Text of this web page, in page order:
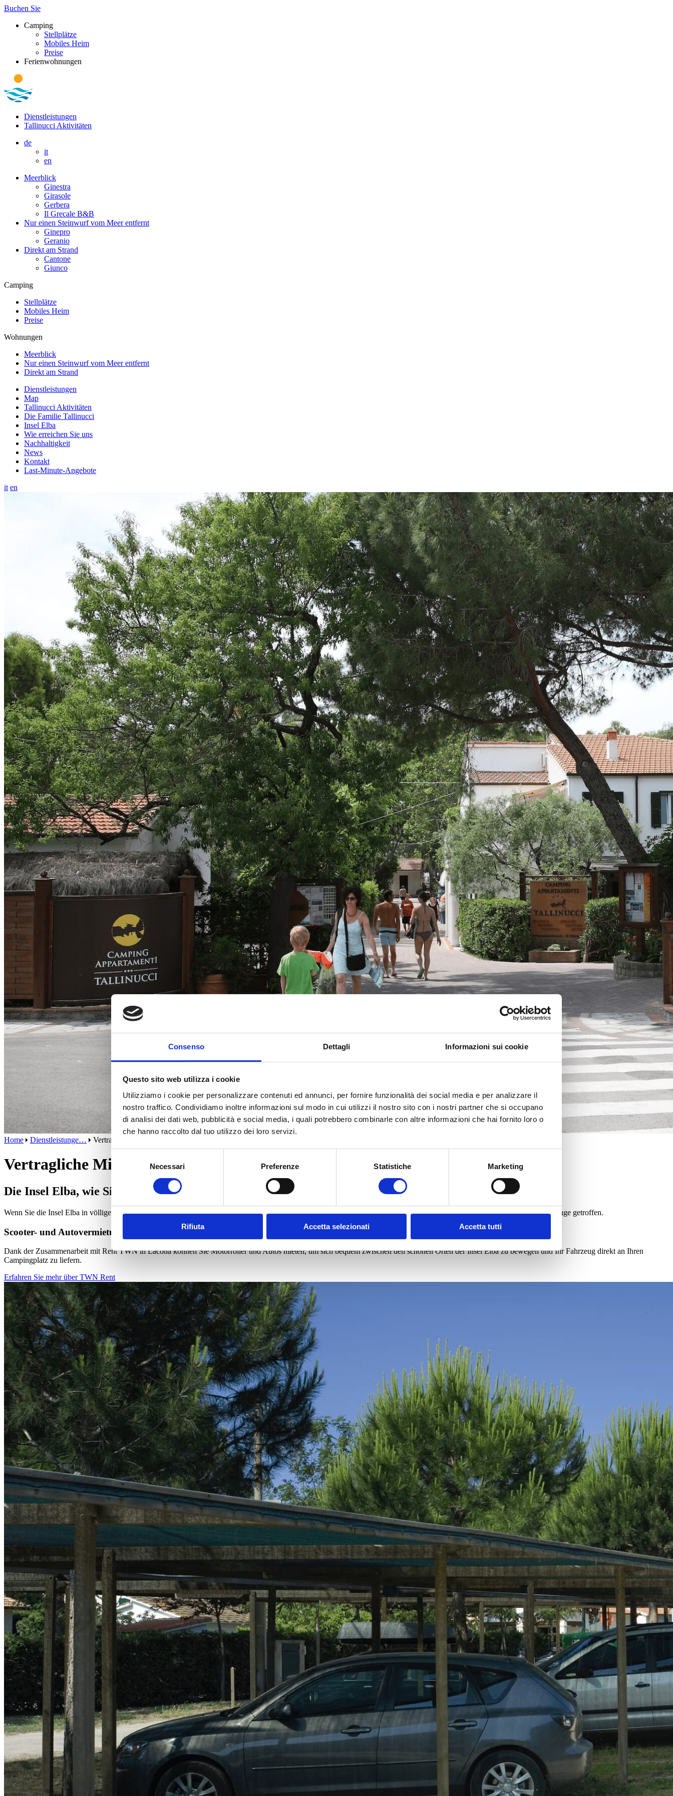
Consenso Dettagli Informazioni sui cookie
Questo sito web utilizza i cookie
Utilizziamo i cookie per personalizzare contenuti ed annunci, per fornire funzionalità dei social media e per analizzare il
nostro traffico. Condividiamo inoltre informazioni sul modo in cui utilizzi il nostro sito con i nostri partner che si occupano
di analisi dei dati web, pubblicità e social media, i quali potrebbero combinarle con altre informazioni che hai fornito loro o
che hanno raccolto dal tuo utilizzo dei loro servizi.
Necessari Preferenze Statistiche Marketing
Rifiuta Accetta selezionati Accetta tutti
Buchen Sie
Camping
Stellplätze
Mobiles Heim
Preise
Ferienwohnungen
Dienstleistungen
Tallinucci Aktivitäten
de
it
en
Meerblick
Ginestra
Girasole
Gerbera
Il Grecale B&B
Nur einen Steinwurf vom Meer entfernt
Ginepro
Geranio
Direkt am Strand
Cantone
Giunco
Camping
Stellplätze
Mobiles Heim
Preise
Wohnungen
Meerblick
Nur einen Steinwurf vom Meer entfernt
Direkt am Strand
Dienstleistungen
Map
Tallinucci Aktivitäten
Die Familie Tallinucci
Insel Elba
Wie erreichen Sie uns
Nachhaltigkeit
News
Kontakt
Last-Minute-Angebote
it en
Home Dienstleistunge… Vertragliche Mieten
Vertragliche Mieten
Die Insel Elba, wie Sie sie sich immer erträumt haben
Wenn Sie die Insel Elba in völliger Freiheit erkunden möchten, hat der Campingplatz Tallinucci eine Vereinbarung mit zwei örtlichen Unternehmen für Zwei- und Vierradfahrzeuge getroffen.
Scooter- und Autovermietung
Dank der Zusammenarbeit mit Rent TWN in Lacona können Sie Motorroller und Autos mieten, um sich bequem zwischen den schönen Orten der Insel Elba zu bewegen und Ihr Fahrzeug direkt an Ihren
Campingplatz zu liefern.
Erfahren Sie mehr über TWN Rent